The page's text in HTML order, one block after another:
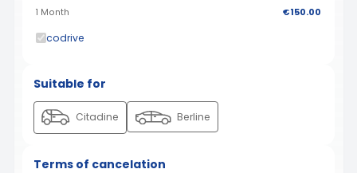
1 Month €150.00
codrive
Suitable for
Citadine Berline
Terms of cancelation